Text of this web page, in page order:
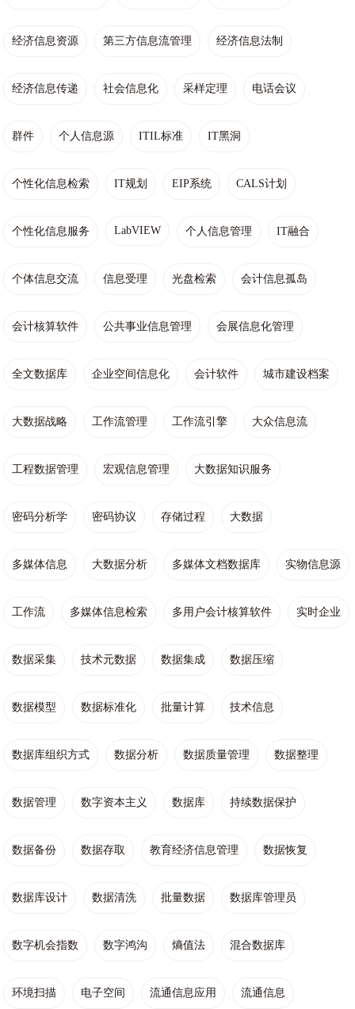
经济信息资源 第三方信息流管理 经济信息法制
经济信息传递 社会信息化 采样定理 电话会议
群件 个人信息源 ITIL标准 IT黑洞
个性化信息检索 IT规划 EIP系统 CALS计划
个性化信息服务 LabVIEW 个人信息管理 IT融合
个体信息交流 信息受理 光盘检索 会计信息孤岛
会计核算软件 公共事业信息管理 会展信息化管理
全文数据库 企业空间信息化 会计软件 城市建设档案
大数据战略 工作流管理 工作流引擎 大众信息流
工程数据管理 宏观信息管理 大数据知识服务
密码分析学 密码协议 存储过程 大数据
多媒体信息 大数据分析 多媒体文档数据库 实物信息源
工作流 多媒体信息检索 多用户会计核算软件 实时企业
数据采集 技术元数据 数据集成 数据压缩
数据模型 数据标准化 批量计算 技术信息
数据库组织方式 数据分析 数据质量管理 数据整理
数据管理 数字资本主义 数据库 持续数据保护
数据备份 数据存取 教育经济信息管理 数据恢复
数据库设计 数据清洗 批量数据 数据库管理员
数字机会指数 数字鸿沟 熵值法 混合数据库
环境扫描 电子空间 流通信息应用 流通信息